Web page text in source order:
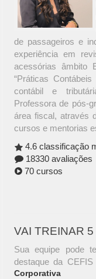
de passageiros e
experiência em
acessórias âmbito
“Práticas
contábil e
Professora de pós-
área fiscal, através
cursos e mentorias
4.6 classificação
18330 avaliações
70 cursos
VAI TREINAR
Sua equipe pode
destaque da
Corporativa